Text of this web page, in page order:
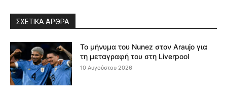
ΣΧΕΤΙΚΆ ΆΡΘΡΑ
Το μήνυμα του Nunez στον Araujo για
τη μεταγραφή του στη Liverpool
10 Αυγούστου 2026